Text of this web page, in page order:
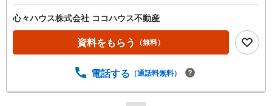
心々ハウス株式会社 ココハウス不動産
資料をもらう （無料）
電話する （通話料無料）